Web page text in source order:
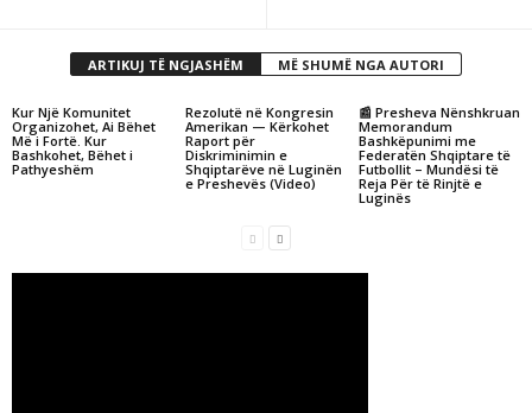
ARTIKUJ TË NGJASHËM MË SHUMË NGA AUTORI
Kur Një Komunitet
Organizohet, Ai Bëhet
Më i Fortë. Kur
Bashkohet, Bëhet i
Pathyeshëm
Rezolutë në Kongresin
Amerikan — Kërkohet
Raport për
Diskriminimin e
Shqiptarëve në Luginën
e Preshevës (Video)
📰 Presheva Nënshkruan
Memorandum
Bashkëpunimi me
Federatën Shqiptare të
Futbollit – Mundësi të
Reja Për të Rinjtë e
Luginës